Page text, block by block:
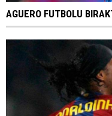
AGUERO FUTBOLU